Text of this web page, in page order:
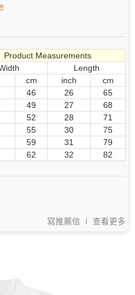
Product Measurements
Length
cm inch
cm
46 26
65
49 27
68
52 28
71
55 30
75
59 31
79
62 32 82
寫推薦信 查看更多